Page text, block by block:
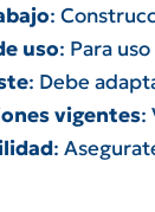
:
uso: Para
: Debe
vigentes:
: